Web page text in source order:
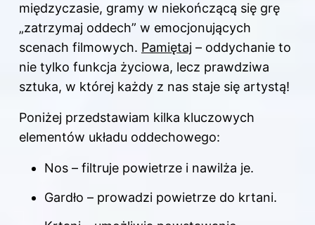
międzyczasie, gramy w niekończącą się grę
„zatrzymaj oddech” w emocjonujących
scenach filmowych. Pamiętaj – oddychanie to
nie tylko funkcja życiowa, lecz prawdziwa
sztuka, w której każdy z nas staje się artystą!
Poniżej przedstawiam kilka kluczowych
elementów układu oddechowego:
Nos – filtruje powietrze i nawilża je.
Gardło – prowadzi powietrze do krtani.